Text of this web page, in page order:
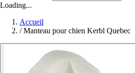
Loading...
Accueil
/ Manteau pour chien Kerbl Quebec